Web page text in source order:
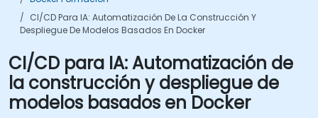
CI/CD Para IA: Automatización De La Construcción Y
Despliegue De Modelos Basados En Docker
CI/CD para IA: Automatización de
la construcción y despliegue de
modelos basados en Docker